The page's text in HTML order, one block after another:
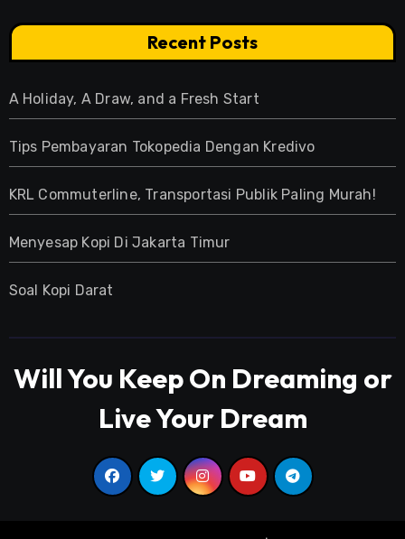
Recent Posts
A Holiday, A Draw, and a Fresh Start
Tips Pembayaran Tokopedia Dengan Kredivo
KRL Commuterline, Transportasi Publik Paling Murah!
Menyesap Kopi Di Jakarta Timur
Soal Kopi Darat
Will You Keep On Dreaming or
Live Your Dream